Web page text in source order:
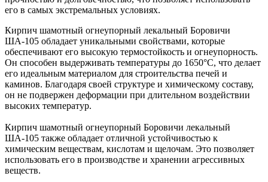
его в самых экстремальных условиях.
Кирпич шамотный огнеупорный лекальный Боровичи
ША-105 обладает уникальными свойствами, которые
обеспечивают его высокую термостойкость и огнеупорность.
Он способен выдерживать температуры до 1650°C, что делает
его идеальным материалом для строительства печей и
каминов. Благодаря своей структуре и химическому составу,
он не подвержен деформации при длительном воздействии
высоких температур.
Кирпич шамотный огнеупорный Боровичи лекальный
ША-105 также обладает отличной устойчивостью к
химическим веществам, кислотам и щелочам. Это позволяет
использовать его в производстве и хранении агрессивных
веществ.